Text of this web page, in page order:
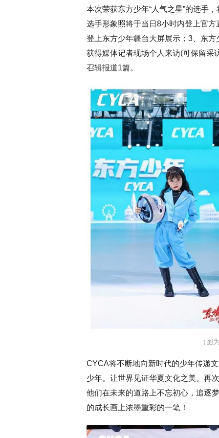
本次荣获东方少年“人气之星”的选手
选手形象照将于当日8小时内登上官
登上东方少年疆台大屏展示；3、东
获得媒体记者现场个人来访(可保留采
召辑报道1篇。
（图
CYCA将不断地向新时代的少年传递
少年。让世界见证华夏文化之美。再
他们在未来的道路上不忘初心，追逐
的成长画上浓墨重彩的一笔！